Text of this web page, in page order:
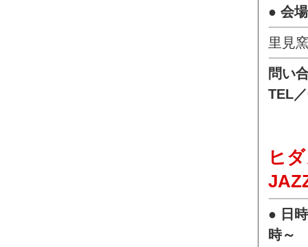
● 会
里見
問い
TEL
ヒ
● 日
時～